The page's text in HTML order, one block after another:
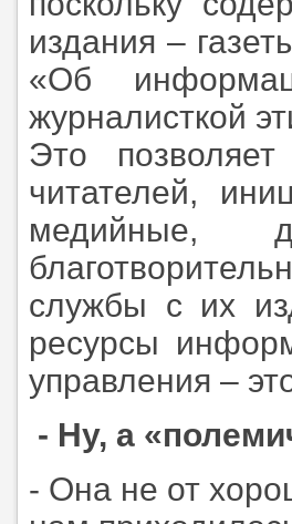
издания –
«Об
журналисткой
Это
читателей,
медийные,
службы с их
ресурсы
управления –
- Ну, а
- Она не от